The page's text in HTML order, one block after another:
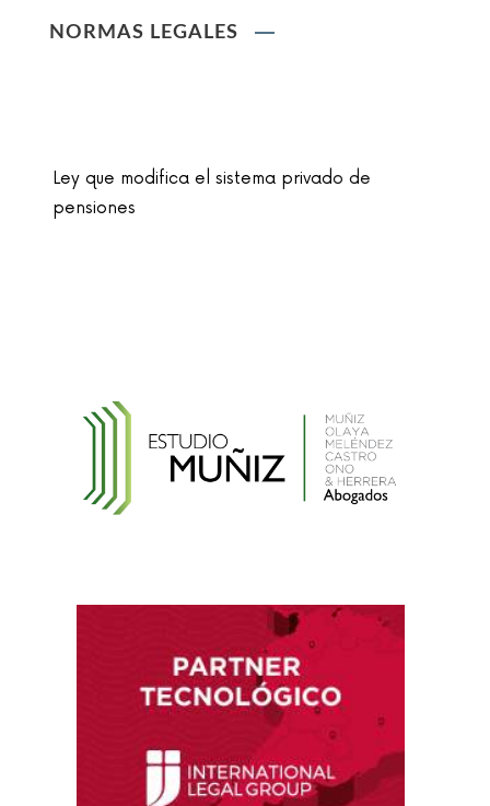
NORMAS LEGALES
Ley que modifica el sistema privado de
pensiones
Reglamento de la Ley N° 30024, que crea el
Registro Nacional de Historias Clínicas
Ley que protege a la madre trabajadora
contra el despido arbitrario
Ley que modifica el TUO de la Ley del Sistema